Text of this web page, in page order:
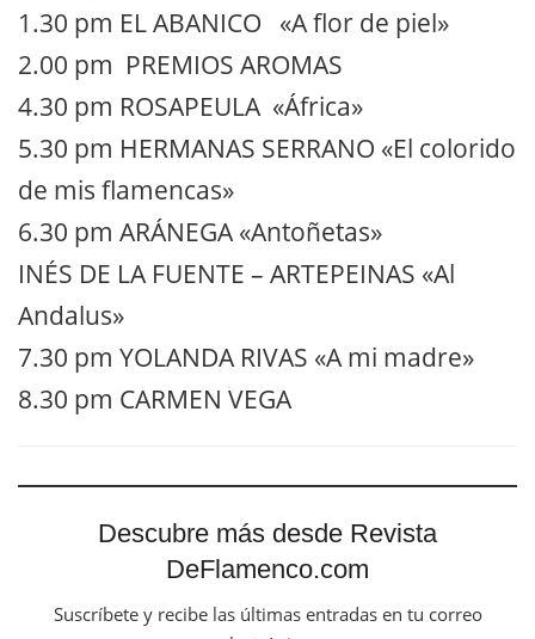
1.30 pm EL ABANICO «A flor de piel»
2.00 pm PREMIOS AROMAS
4.30 pm ROSAPEULA «África»
5.30 pm HERMANAS SERRANO «El colorido
de mis flamencas»
6.30 pm ARÁNEGA «Antoñetas»
INÉS DE LA FUENTE – ARTEPEINAS «Al
Andalus»
7.30 pm YOLANDA RIVAS «A mi madre»
8.30 pm CARMEN VEGA
Descubre más desde Revista
DeFlamenco.com
Suscríbete y recibe las últimas entradas en tu correo